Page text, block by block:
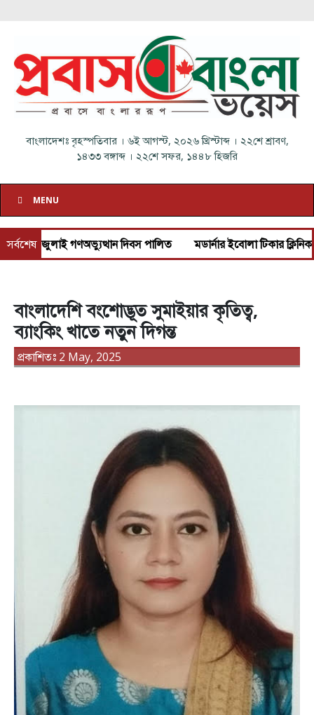
বাংলাদেশঃবৃহস্পতিবার। ৬ই আগস্ট, ২০২৬ খ্রিস্টাব্দ। ২২শে শ্রাবণ,
১৪৩৩ বঙ্গাব্দ । ২২শে সফর, ১৪৪৮ হিজরি
MENU
সর্বশেষ
জুলাই গণঅভ্যুত্থান দিবস পালিত মডার্নার ইবোলা টিকার ক্লিনিক্যাল
বাংলাদেশি বংশোদ্ভূত সুমাইয়ার কৃতিত্ব,
ব্যাংকিং খাতে নতুন দিগন্ত
প্রকাশিতঃ 2 May, 2025